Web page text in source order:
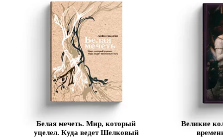
Белая мечеть. Мир, который
уцелел. Куда ведет Шелковый
Великие